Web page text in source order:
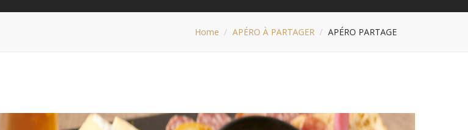
Home APÉRO À PARTAGER APÉRO PARTAGE